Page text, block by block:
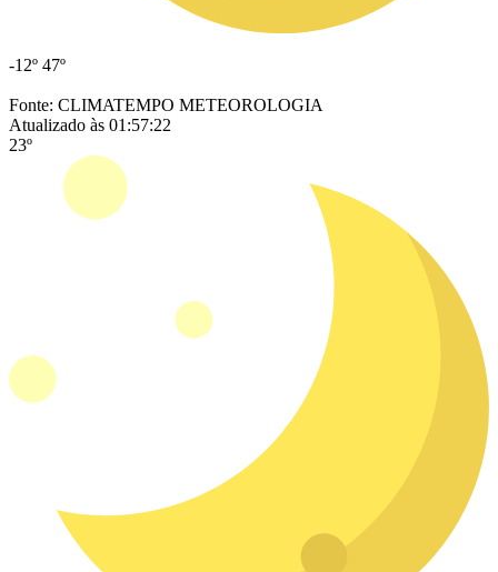
-12º 47º
Fonte: CLIMATEMPO METEOROLOGIA
Atualizado às 01:57:22
23º